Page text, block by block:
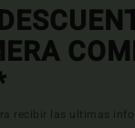
recibir las ultimas